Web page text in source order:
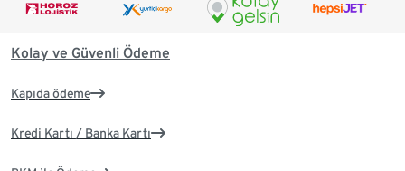
Kolay ve Güvenli Ödeme
Kapıda ödeme
Kredi Kartı / Banka Kartı